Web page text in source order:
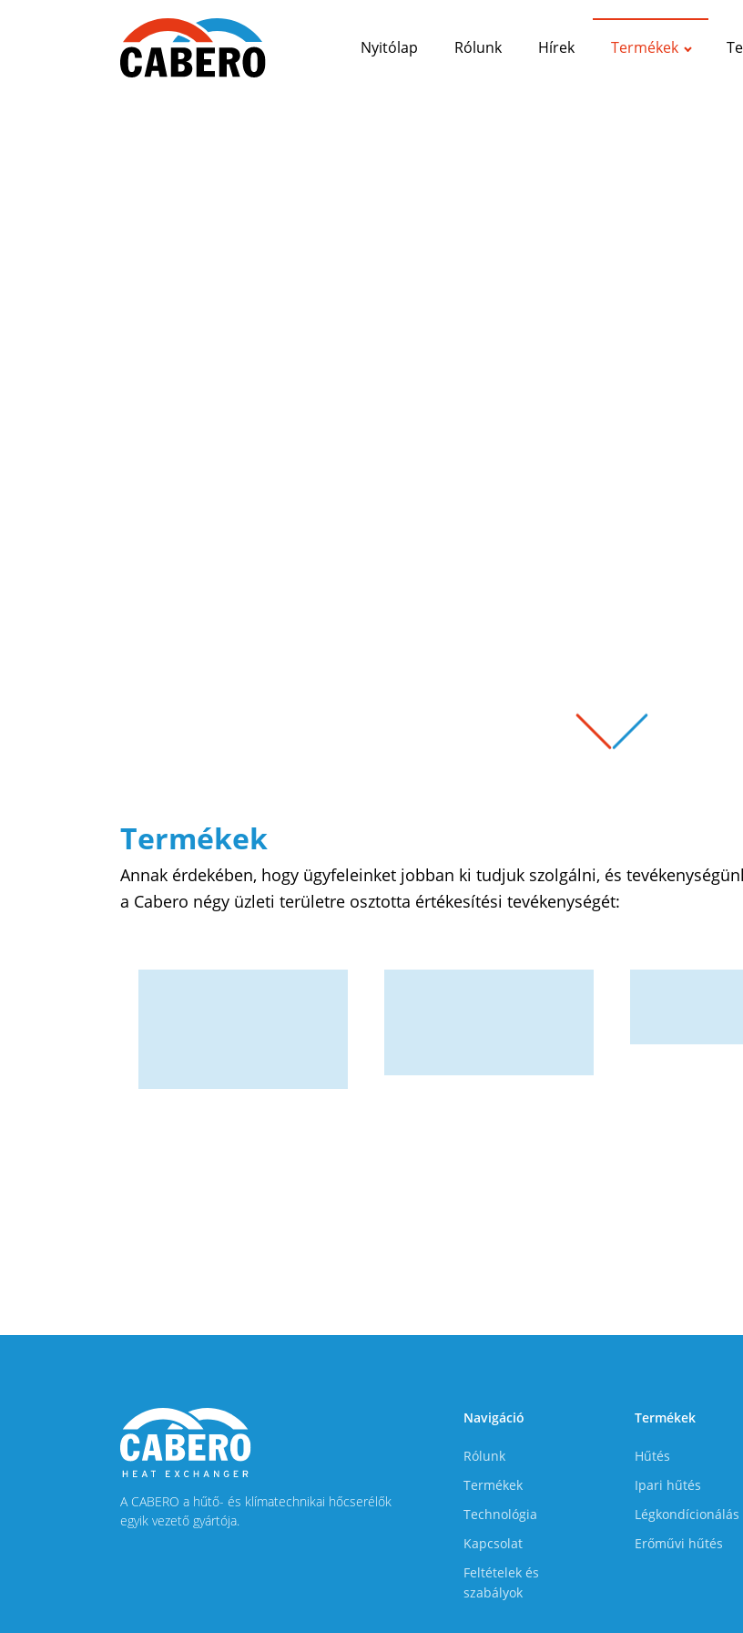
Nyitólap Rólunk Hírek Termékek
Termékek
Annak érdekében, hogy ügyfeleinket jobban ki tudjuk szolgálni, és
a Cabero négy üzleti területre osztotta értékesítési tevékenységét:
A CABERO a hűtő- és klímatechnikai hőcserélők
egyik vezető gyártója.
Navigáció
Rólunk
Termékek
Technológia
Kapcsolat
Feltételek és
szabályok
Termékek
Hűtés
Ipari hűtés
Légkondícionálás
Erőművi hűtés